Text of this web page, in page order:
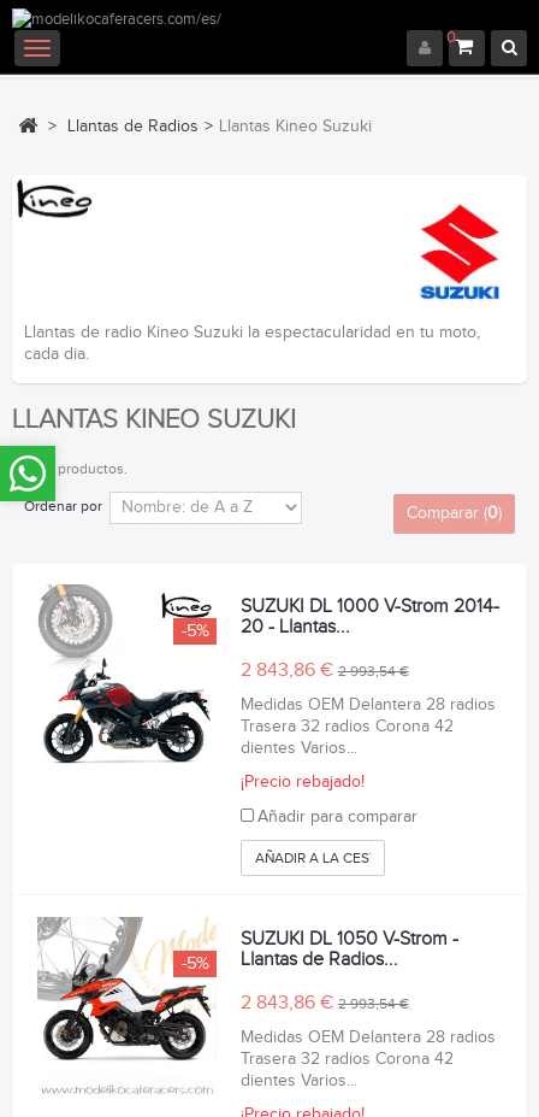
0
Navegación
Toggle
> Llantas de Radios > Llantas Kineo Suzuki
Llantas de radio Kineo Suzuki la espectacularidad en tu moto,
cada dia.
LLANTAS KINEO SUZUKI
Hay 13 productos.
Ordenar por Comparar (0)
-5%
SUZUKI DL 1000 V-Strom 2014-
20 - Llantas...
2 843,86 €2 993,54 €
Medidas OEM Delantera 28 radios
Trasera 32 radios Corona 42
dientes Varios...
¡Precio rebajado!
Añadir para comparar
AÑADIR A LA CESTA
-5%
SUZUKI DL 1050 V-Strom -
Llantas de Radios...
2 843,86 €2 993,54 €
Medidas OEM Delantera 28 radios
Trasera 32 radios Corona 42
dientes Varios...